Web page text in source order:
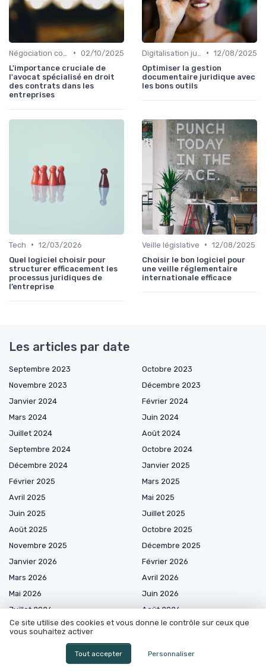
• 02/10/2025
L'importance cruciale de
l'avocat spécialisé en droit
des contrats dans les
entreprises
• 12/08/2025
Optimiser la gestion
documentaire juridique avec
les bons outils
Tech • 12/03/2026
Quel logiciel choisir pour
structurer efficacement les
processus juridiques de
l’entreprise
Veille législative • 12/08/2025
Choisir le bon logiciel pour
une veille réglementaire
internationale efficace
Les articles par date
Septembre 2023
Octobre 2023
Novembre 2023
Décembre 2023
Janvier 2024
Février 2024
Mars 2024
Juin 2024
Juillet 2024
Août 2024
Septembre 2024
Octobre 2024
Décembre 2024
Janvier 2025
Février 2025
Mars 2025
Avril 2025
Mai 2025
Juin 2025
Juillet 2025
Août 2025
Octobre 2025
Novembre 2025
Décembre 2025
Janvier 2026
Février 2026
Mars 2026
Avril 2026
Mai 2026
Juin 2026
Juillet 2026
Août 2026
Marketplace de prestataires
Ce site utilise des cookies et vous donne le contrôle sur ceux que
vous souhaitez activer
Tout accepter Personnaliser